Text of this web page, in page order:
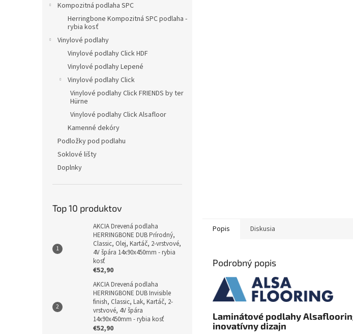
Kompozitná podlaha SPC
Herringbone Kompozitná SPC podlaha -
rybia kosť
Vinylové podlahy
Vinylové podlahy Click HDF
Vinylové podlahy Lepené
Vinylové podlahy Click
Vinylové podlahy Click FRIENDS by ter
Hürne
Vinylové podlahy Click Alsafloor
Kamenné dekóry
Podložky pod podlahu
Soklové lišty
Doplnky
Top 10 produktov
AKCIA Drevená podlaha
HERRINGBONE DUB Prírodný,
Classic, Olej, Kartáč, 2-vrstvové,
4V špára 14x90x450mm - rybia
kosť
€52,90
AKCIA Drevená podlaha
HERRINGBONE DUB Invisible
finish, Classic, Lak, Kartáč, 2-
vrstvové, 4V špára
14x90x450mm - rybia kosť
€52,90
Popis Diskusia
Podrobný popis
Laminátové podlahy
inovatívny dizajn